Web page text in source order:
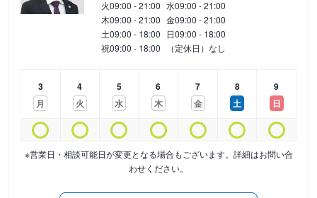
火09:00 - 21:00 水09:00 - 21:00
木09:00 - 21:00 金09:00 - 21:00
土09:00 - 18:00 日09:00 - 18:00
祝09:00 - 18:00 （定休日）なし
3
月
4
火
5
水
6
木
7
金
8
土
9
日
※営業日・相談可能日が変更となる場合もございます。詳細はお問い合
わせください。